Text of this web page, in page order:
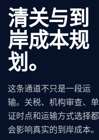
清关与到
岸成本规
划。
这条通道不只是一段运
输。关税、机构审查、单
证时点和运输方式选择都
会影响真实的到岸成本。